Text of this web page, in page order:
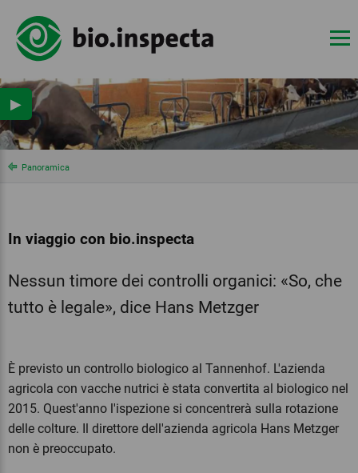
Panoramica
In viaggio con bio.inspecta
Nessun timore dei controlli organici: «So, che
tutto è legale», dice Hans Metzger
È previsto un controllo biologico al Tannenhof. L'azienda
agricola con vacche nutrici è stata convertita al biologico nel
2015. Quest'anno l'ispezione si concentrerà sulla rotazione
delle colture. Il direttore dell'azienda agricola Hans Metzger
non è preoccupato.
▶